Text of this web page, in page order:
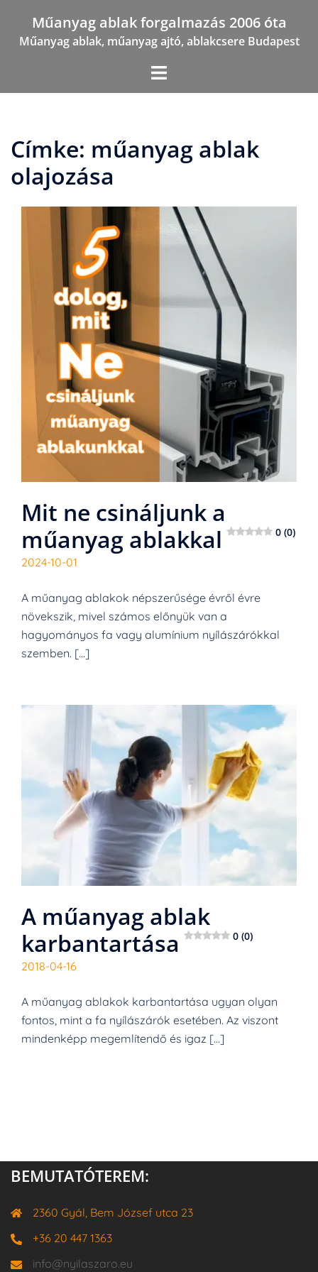
content
Műanyag ablak forgalmazás 2006 óta
Műanyag ablak, műanyag ajtó, ablakcsere Budapest
Címke: műanyag ablak
olajozása
Mit ne csináljunk a
műanyag ablakkal
0 (0)
2024-10-01
A műanyag ablakok népszerűsége évről évre
növekszik, mivel számos előnyük van a
hagyományos fa vagy alumínium nyílászárókkal
szemben. […]
A műanyag ablak
karbantartása
0 (0)
2018-04-16
A műanyag ablakok karbantartása ugyan olyan
fontos, mint a fa nyílászárók esetében. Az viszont
mindenképp megemlítendő és igaz […]
BEMUTATÓTEREM:
2360 Gyál, Bem József utca 23
+36 20 447 1363
info@nyilaszaro.eu